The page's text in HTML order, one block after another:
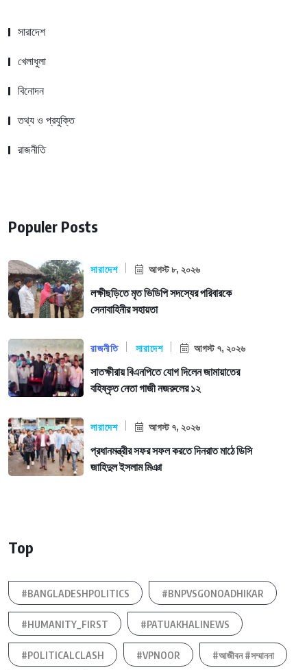
সারাদেশ
খেলাধুলা
বিনোদন
তথ্য ও প্রযুক্তি
রাজনীতি
Populer Posts
সারাদেশ আগস্ট ৮, ২০২৬
লক্ষীছড়িতে মৃত ভিডিপি সদস্যের পরিবারকে
সেনাবাহিনীর সহায়তা
রাজনীতি সারাদেশ আগস্ট ৭, ২০২৬
সাতক্ষীরায় বিএনপিতে যোগ দিলেন জামায়াতের
বহিষ্কৃত নেতা গাজী নজরুলের ১২
সারাদেশ আগস্ট ৭, ২০২৬
প্রধানমন্ত্রীর সফর সফল করতে দিনরাত মাঠে ডিসি
জাহিদুল ইসলাম মিঞা
Top
#BANGLADESHPOLITICS #BNPVSGONOADHIKAR
#HUMANITY_FIRST #PATUAKHALINEWS
#POLITICALCLASH #VPNOOR #আজীবন #সম্মাননা